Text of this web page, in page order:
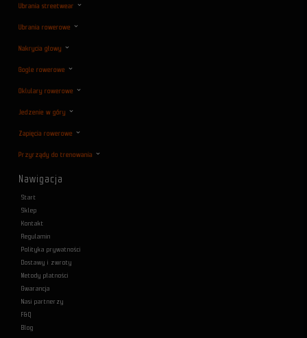
Ubrania streetwear
Ubrania rowerowe
Nakrycia głowy
Gogle rowerowe
Oklulary rowerowe
Jedzenie w góry
Zapięcia rowerowe
Przyrządy do trenowania
Nawigacja
Start
Sklep
Kontakt
Regulamin
Polityka prywatności
Dostawy i zwroty
Metody płatności
Gwarancja
Nasi partnerzy
F&Q
Blog